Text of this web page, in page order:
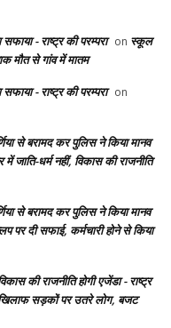
- राष्ट्र की परम्परा on स्कूल
मौत से गांव में मातम
- राष्ट्र की परम्परा on
से बरामद कर पुलिस ने किया मानव
जाति-धर्म नहीं, विकास की राजनीति
से बरामद कर पुलिस ने किया मानव
पर दी सफाई, कर्मचारी होने से किया
की राजनीति होगी एजेंडा - राष्ट्र
सड़कों पर उतरे लोग, बजट